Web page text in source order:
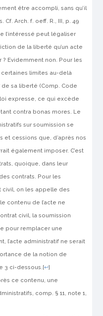
être accompli, sans qu’il
Arch. f. oeff. R., III, p. 49
l’intéressé peut légaliser
de la liberté qu’un acte
Evidem­ment non. Pour les
limites au-delà
sa liberté (Comp. Code
loi expresse, ce qui excède
contra bonas mores. Le
sur soumission se
cessions que, d’après nos
également imposer. C’est
quoique, dans leur
contrats. Pour les
civil, on les appelle des
contenu de l’acte ne
civil, la soumission
pour remplacer une
l’acte administratif ne serait
de la notion de
3 ci-des­sous.[↩]
ce contenu, une
comp. § 11, note 1,